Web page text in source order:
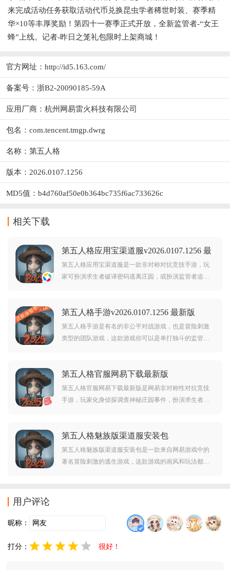
来完成活动任务获取活动代币兑换昆虫学者稀世时装、赛季精
华×10等丰厚奖励！第四十一赛季正式开放，全新监管者-“女王
蜂”上线。记者-昨日之笼礼包限时上架商城！
官方网址： http://id5.163.com/
备案号：浙B2-20090185-59A
应用厂商： 杭州网易雷火科技有限公司
包名：com.tencent.tmgp.dwrg
名称：第五人格
版本：2026.0107.1256
MD5值：b4d760af50e0b364bc735f6ac733626c
相关下载
第五人格应用宝渠道服v2026.0107.1256 最
新版
第五人格应用宝渠道服是一款非对称对抗竞技手游，玩
家可扮演求生者破译密码逃离庄园，或扮演监管者追捕
的朋友可千万不要错过了，快来下载一起玩吧！
第五人格手游v2026.0107.1256 最新版
第五人格手游是有名的非公平对战游戏，也是冒险刺激
类型的团队游戏，这款游戏你可以是单打独斗的监管
有自己的故事和秘密，画风很独特的不错的游戏。
第五人格官服网易下载最新版
v2025.0811.1350 最新版
第五人格官服网易下载最新版是网易非对称性对抗竞技
手游，玩家化身侦探调查神秘庄园事件，扮演求生者团
戏操作简单易上手，喜欢这款游戏的朋友赶紧来下载
吧！
第五人格魅族版渠道服安装包
v2025.0707.1013 最新版
第五人格魅族版渠道服安装包是一款来自网易游戏中的
著名冒险刺激的逃生游戏，这款游戏的画风和玩法都很
用户评论
昵称：
打分： 很好！